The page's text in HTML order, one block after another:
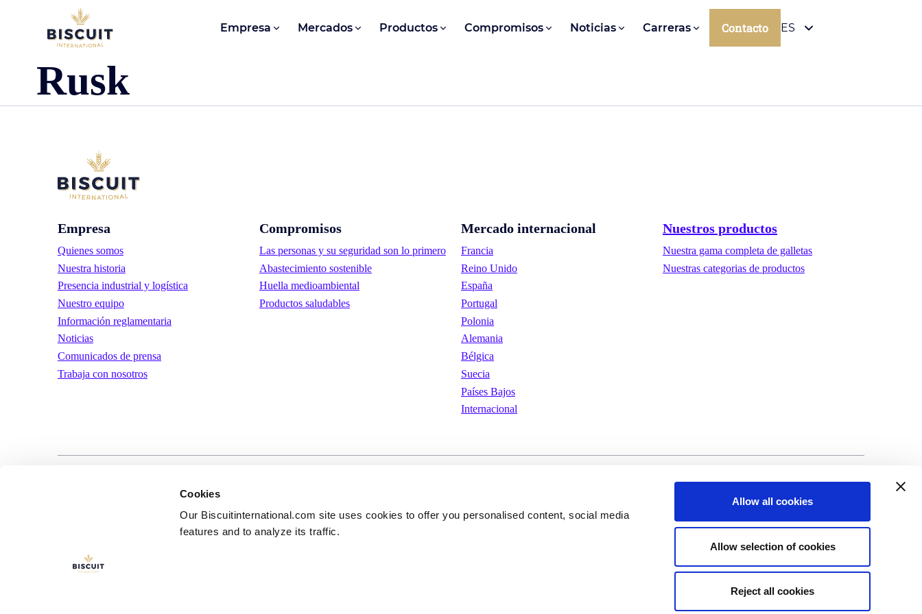
Cookies
Our Biscuitinternational.com site uses cookies to offer you personalised content, social media
features and to analyze its traffic.
Allow all cookies
Allow selection of cookies
Reject all cookies
Aller au contenu Empresa Mercados Productos Compromisos Noticias Carreras Contacto ES
Rusk
Empresa
Quienes somos
Nuestra historia
Presencia industrial y logística
Nuestro equipo
Información reglamentaria
Noticias
Comunicados de prensa
Trabaja con nosotros
Compromisos
Las personas y su seguridad son lo primero
Abastecimiento sostenible
Huella medioambiental
Productos saludables
Mercado internacional
Francia
Reino Unido
España
Portugal
Polonia
Alemania
Bélgica
Suecia
Países Bajos
Internacional
Nuestros productos
Nuestra gama completa de galletas
Nuestras categorias de productos
©Biscuit International 2023